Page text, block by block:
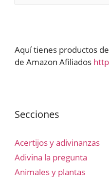
Aquí tienes productos de
de Amazon Afiliados
Secciones
Acertijos y adivinanzas
Adivina la pregunta
Animales y plantas